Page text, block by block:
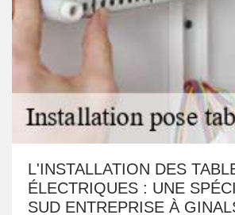
L'INSTALLATION DES
ÉLECTRIQUES : UNE
SUD ENTREPRISE À